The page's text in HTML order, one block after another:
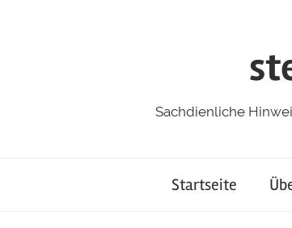
Sachdienliche
Startseite